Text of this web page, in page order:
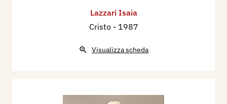
Lazzari Isaia
Cristo - 1987
Visualizza scheda